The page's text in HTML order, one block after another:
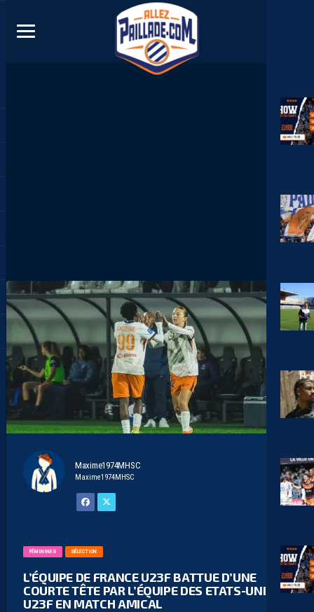
Maxime1974MHSC
Maxime1974MHSC
FÉMININES SÉLECTION
L’ÉQUIPE DE FRANCE U23F BATTUE D’UNE
COURTE TÊTE PAR L’ÉQUIPE DES ETATS-UNIS
U23F EN MATCH AMICAL